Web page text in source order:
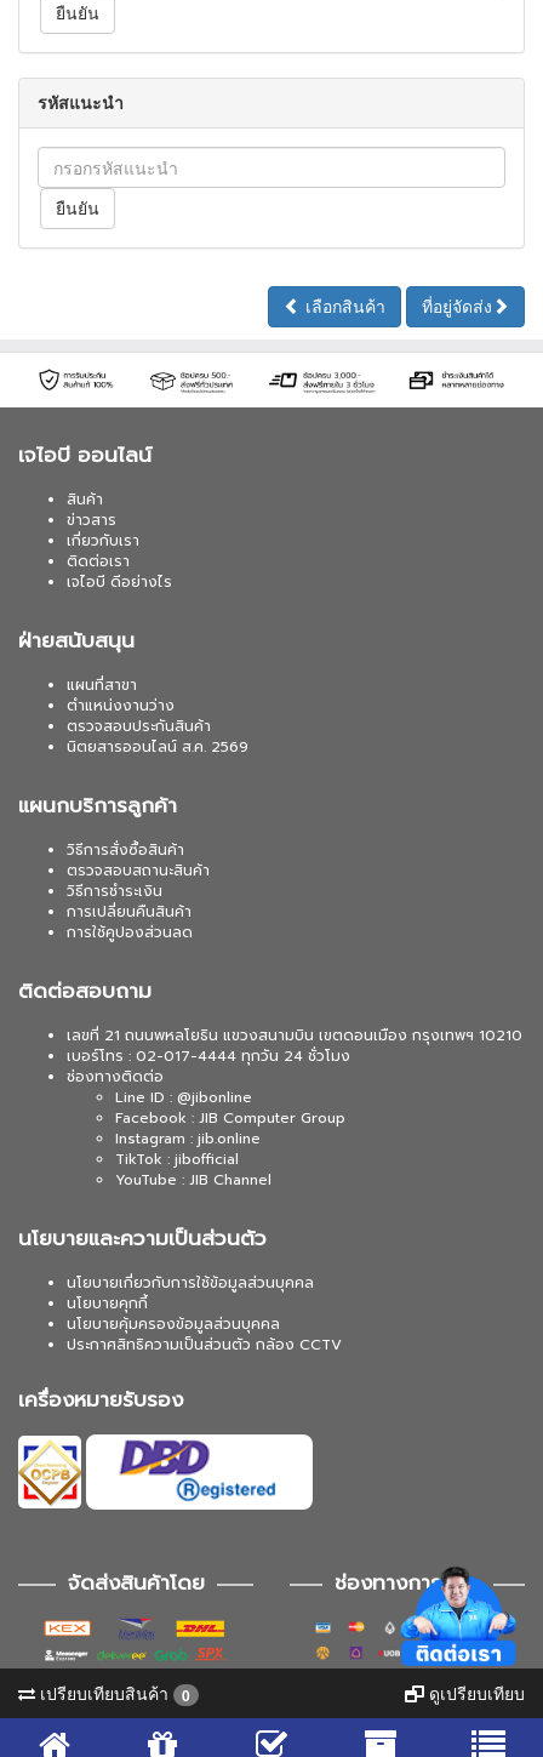
รหัสแนะนำ
เลือกสินค้า ที่อยู่จัดส่ง
เจไอบี ออนไลน์
สินค้า
ข่าวสาร
เกี่ยวกับเรา
ติดต่อเรา
เจไอบี ดีอย่างไร
ฝ่ายสนับสนุน
แผนที่สาขา
ตำแหน่งงานว่าง
ตรวจสอบประกันสินค้า
นิตยสารออนไลน์ ส.ค. 2569
แผนกบริการลูกค้า
วิธีการสั่งซื้อสินค้า
ตรวจสอบสถานะสินค้า
วิธีการชำระเงิน
การเปลี่ยนคืนสินค้า
การใช้คูปองส่วนลด
ติดต่อสอบถาม
เลขที่ 21 ถนนพหลโยธิน แขวงสนามบิน เขตดอนเมือง กรุงเทพฯ 10210
เบอร์โทร : 02-017-4444 ทุกวัน 24 ชั่วโมง
ช่องทางติดต่อ
Line ID : @jibonline
Facebook : JIB Computer Group
Instagram : jib.online
TikTok : jibofficial
YouTube : JIB Channel
นโยบายและความเป็นส่วนตัว
นโยบายเกี่ยวกับการใช้ข้อมูลส่วนบุคคล
นโยบายคุกกี้
นโยบายคุ้มครองข้อมูลส่วนบุคคล
ประกาศสิทธิความเป็นส่วนตัว กล้อง CCTV
เครื่องหมายรับรอง
จัดส่งสินค้าโดย ช่องทางการชำระ
ช่องทางการติดตาม
เปรียบเทียบสินค้า 0 ดูเปรียบเทียบ